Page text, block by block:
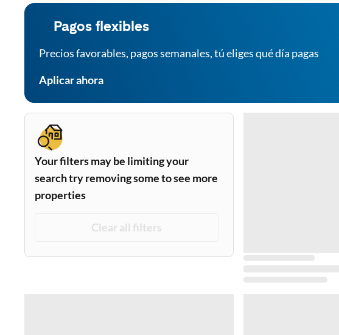
Pagos flexibles
Precios favorables, pagos semanales, tú eliges qué día pagas
Aplicar ahora
Your filters may be limiting your
search try removing some to see more
properties
Clear all filters